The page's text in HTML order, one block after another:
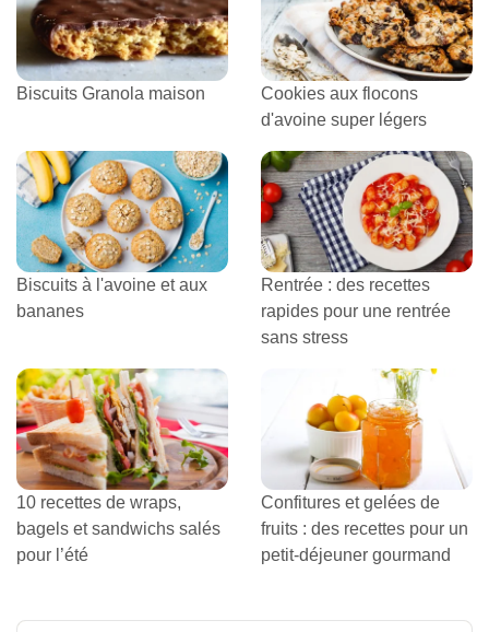
Biscuits Granola maison
Cookies aux flocons
d'avoine super légers
Biscuits à l'avoine et aux
bananes
Rentrée : des recettes
rapides pour une rentrée
sans stress
10 recettes de wraps,
bagels et sandwichs salés
pour l’été
Confitures et gelées de
fruits : des recettes pour un
petit-déjeuner gourmand